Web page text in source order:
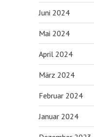
Juni 2024
Mai 2024
April 2024
März 2024
Februar 2024
Januar 2024